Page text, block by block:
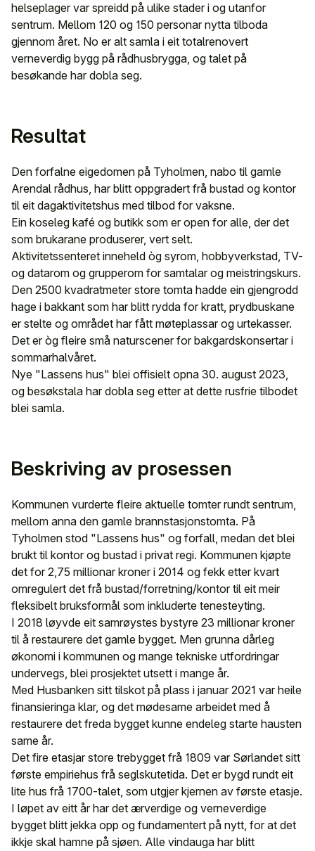
helseplager var spreidd på ulike stader i og utanfor
sentrum. Mellom 120 og 150 personar nytta tilboda
gjennom året. No er alt samla i eit totalrenovert
verneverdig bygg på rådhusbrygga, og talet på
besøkande har dobla seg.
Resultat
Den forfalne eigedomen på Tyholmen, nabo til gamle
Arendal rådhus, har blitt oppgradert frå bustad og kontor
til eit dagaktivitetshus med tilbod for vaksne.
Ein koseleg kafé og butikk som er open for alle, der det
som brukarane produserer, vert selt.
Aktivitetssenteret inneheld òg syrom, hobbyverkstad, TV-
og datarom og grupperom for samtalar og meistringskurs.
Den 2500 kvadratmeter store tomta hadde ein gjengrodd
hage i bakkant som har blitt rydda for kratt, prydbuskane
er stelte og området har fått møteplassar og urtekasser.
Det er òg fleire små naturscener for bakgardskonsertar i
sommarhalvåret.
Nye "Lassens hus" blei offisielt opna 30. august 2023,
og besøkstala har dobla seg etter at dette rusfrie tilbodet
blei samla.
Beskriving av prosessen
Kommunen vurderte fleire aktuelle tomter rundt sentrum,
mellom anna den gamle brannstasjonstomta. På
Tyholmen stod "Lassens hus" og forfall, medan det blei
brukt til kontor og bustad i privat regi. Kommunen kjøpte
det for 2,75 millionar kroner i 2014 og fekk etter kvart
omregulert det frå bustad/forretning/kontor til eit meir
fleksibelt bruksformål som inkluderte tenesteyting.
I 2018 løyvde eit samrøystes bystyre 23 millionar kroner
til å restaurere det gamle bygget. Men grunna dårleg
økonomi i kommunen og mange tekniske utfordringar
undervegs, blei prosjektet utsett i mange år.
Med Husbanken sitt tilskot på plass i januar 2021 var heile
finansieringa klar, og det mødesame arbeidet med å
restaurere det freda bygget kunne endeleg starte hausten
same år.
Det fire etasjar store trebygget frå 1809 var Sørlandet sitt
første empiriehus frå seglskutetida. Det er bygd rundt eit
lite hus frå 1700-talet, som utgjer kjernen av første etasje.
I løpet av eitt år har det ærverdige og verneverdige
bygget blitt jekka opp og fundamentert på nytt, for at det
ikkje skal hamne på sjøen. Alle vindauga har blitt